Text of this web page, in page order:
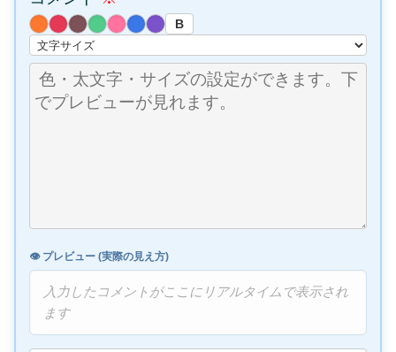
B
👁️ プレビュー (実際の見え方)
入力したコメントがここにリアルタイムで表示され
ます